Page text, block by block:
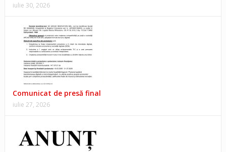
iulie 30, 2026
Comunicat de presă final
iulie 27, 2026